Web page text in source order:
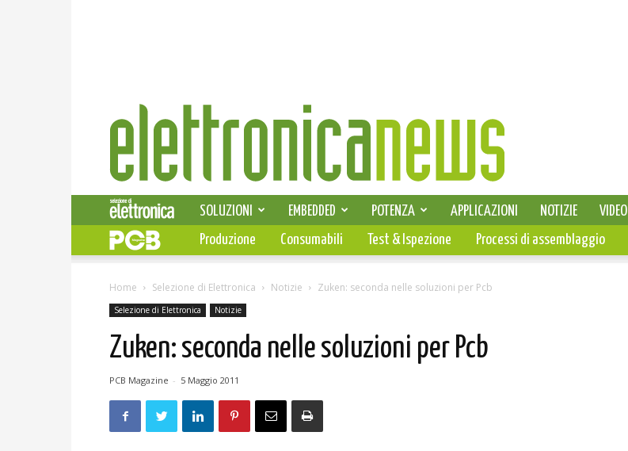
Elettronica
News
SELEZIONE DI ELETTRONICA
SOLUZIONI EMBEDDED POTENZA APPLICAZIONI NOTIZIE
VIDEO
PCB
Produzione Consumabili Test & Ispezione Processi di assemblaggio
Home Selezione di Elettronica Notizie Zuken: seconda nelle soluzioni per Pcb
Selezione di Elettronica Notizie
Zuken: seconda nelle soluzioni per Pcb
PCB Magazine - 5 Maggio 2011